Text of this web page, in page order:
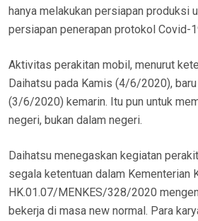
hanya melakukan persiapan produksi
persiapan penerapan protokol Covid-
Aktivitas perakitan mobil, menurut
Daihatsu pada Kamis (4/6/2020),
(3/6/2020) kemarin. Itu pun untuk
negeri, bukan dalam negeri.
Daihatsu menegaskan kegiatan
segala ketentuan dalam Kementerian
HK.01.07/MENKES/328/2020
bekerja di masa new normal. Para